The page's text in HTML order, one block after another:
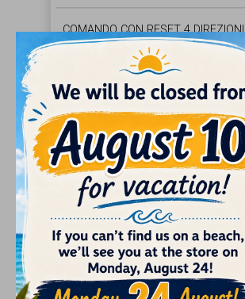
COMANDO CON RESET 4 DIREZIONI
Prezzo
IVA esclusa
AGGIUNGI AL CARRELLO